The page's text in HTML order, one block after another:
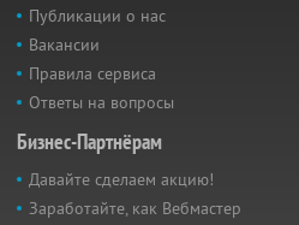
Публикации о нас
Вакансии
Правила сервиса
Ответы на вопросы
Бизнес-Партнёрам
Давайте сделаем акцию!
Заработайте, как Вебмастер